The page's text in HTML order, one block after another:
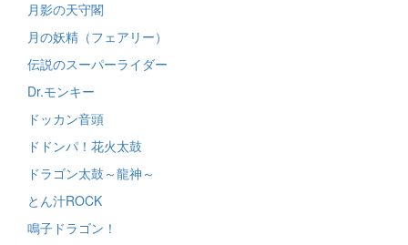
月影の天守閣
月の妖精（フェアリー）
伝説のスーパーライダー
Dr.モンキー
ドッカン音頭
ドドンパ！花火太鼓
ドラゴン太鼓～龍神～
とん汁ROCK
鳴子ドラゴン！